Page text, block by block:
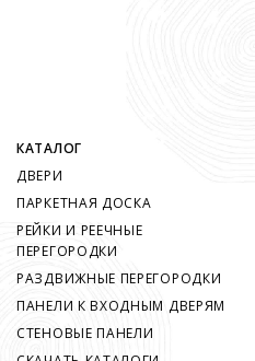
КАТАЛОГ
ДВЕРИ
ПАРКЕТНАЯ ДОСКА
РЕЙКИ И РЕЕЧНЫЕ
ПЕРЕГОРОДКИ
РАЗДВИЖНЫЕ ПЕРЕГОРОДКИ
ПАНЕЛИ К ВХОДНЫМ ДВЕРЯМ
СТЕНОВЫЕ ПАНЕЛИ